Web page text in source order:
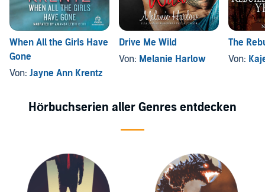
When All the Girls Have
Gone
Von: Jayne Ann Krentz
Drive Me Wild
Von: Melanie Harlow
The
Von:
Hörbuchserien aller Genres entdecken